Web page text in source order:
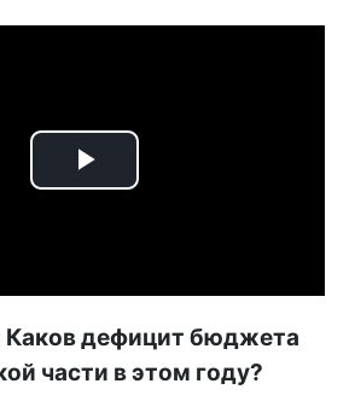
Play
Каков дефицит бюджета
части в этом году?